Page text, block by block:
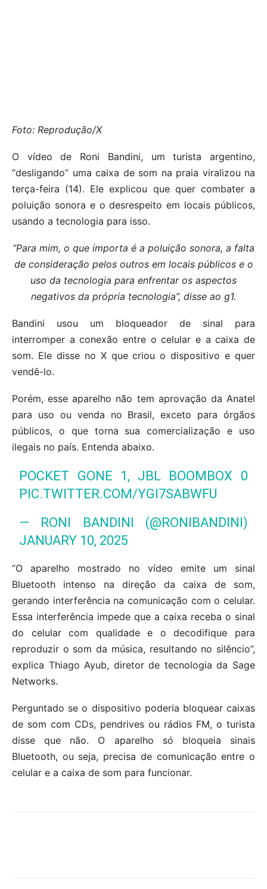
Foto: Reprodução/X
O vídeo de Roni Bandini, um turista argentino,
“desligando” uma caixa de som na praia viralizou na
terça-feira (14). Ele explicou que quer combater a
poluição sonora e o desrespeito em locais públicos,
usando a tecnologia para isso.
“Para mim, o que importa é a poluição sonora, a falta
de consideração pelos outros em locais públicos e o
uso da tecnologia para enfrentar os aspectos
negativos da própria tecnologia”, disse ao g1.
Bandini usou um bloqueador de sinal para
interromper a conexão entre o celular e a caixa de
som. Ele disse no X que criou o dispositivo e quer
vendê-lo.
Porém, esse aparelho não tem aprovação da Anatel
para uso ou venda no Brasil, exceto para órgãos
públicos, o que torna sua comercialização e uso
ilegais no país. Entenda abaixo.
POCKET GONE 1, JBL BOOMBOX 0
PIC.TWITTER.COM/YGI7SABWFU
— RONI BANDINI (@RONIBANDINI)
JANUARY 10, 2025
“O aparelho mostrado no vídeo emite um sinal
Bluetooth intenso na direção da caixa de som,
gerando interferência na comunicação com o celular.
Essa interferência impede que a caixa receba o sinal
do celular com qualidade e o decodifique para
reproduzir o som da música, resultando no silêncio”,
explica Thiago Ayub, diretor de tecnologia da Sage
Networks.
Perguntado se o dispositivo poderia bloquear caixas
de som com CDs, pendrives ou rádios FM, o turista
disse que não. O aparelho só bloqueia sinais
Bluetooth, ou seja, precisa de comunicação entre o
celular e a caixa de som para funcionar.